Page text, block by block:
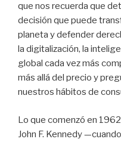
que nos recuerda que
decisión que puede
planeta y defender
la digitalización, la
global cada vez más
más allá del precio y
nuestros hábitos de
Lo que comenzó en
John F. Kennedy